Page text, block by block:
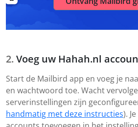
Voeg uw Hahah.nl
Start de Mailbird app en voeg je
en wachtwoord toe. Wacht
serverinstellingen zijn
handmatig met deze instructies).